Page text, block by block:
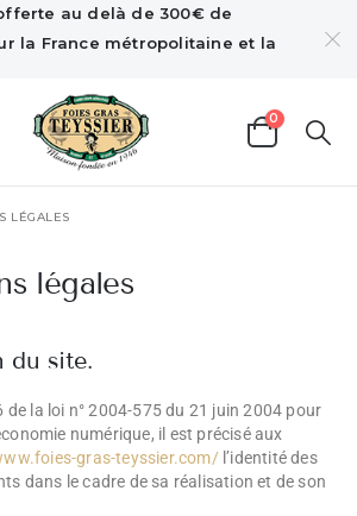
au delà de 300€ de
la France métropolitaine et la
0
LÉGALES
légales
du site.
de la loi n° 2004-575 du 21 juin 2004 pour
numérique, il est précisé aux
gras-teyssier.com/ l’identité des
dans le cadre de sa réalisation et de son